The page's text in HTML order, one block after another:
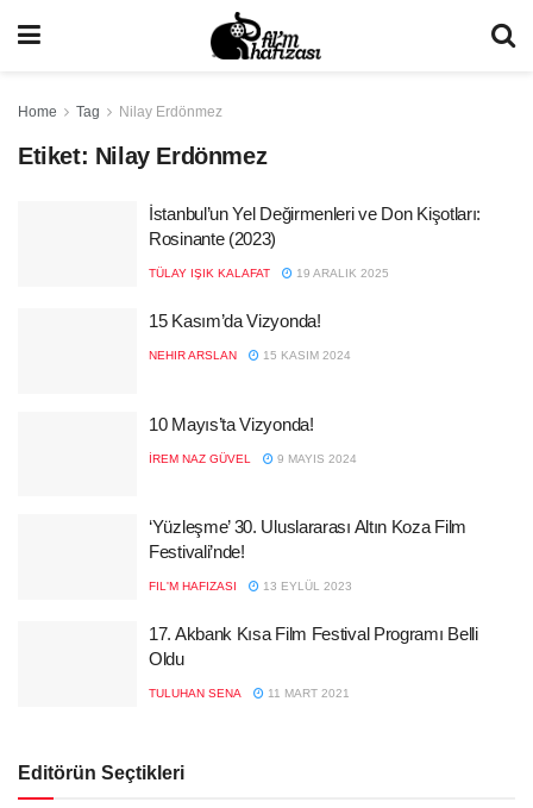
Home Tag Nilay Erdönmez
Etiket: Nilay Erdönmez
İstanbul’un Yel Değirmenleri ve Don Kişotları:
Rosinante (2023)
TÜLAY IŞIK KALAFAT 19 ARALIK 2025
15 Kasım’da Vizyonda!
NEHIR ARSLAN 15 KASIM 2024
10 Mayıs’ta Vizyonda!
İREM NAZ GÜVEL 9 MAYIS 2024
‘Yüzleşme’ 30. Uluslararası Altın Koza Film
Festivali’nde!
FIL'M HAFIZASI 13 EYLÜL 2023
17. Akbank Kısa Film Festival Programı Belli
Oldu
TULUHAN SENA 11 MART 2021
Editörün Seçtikleri